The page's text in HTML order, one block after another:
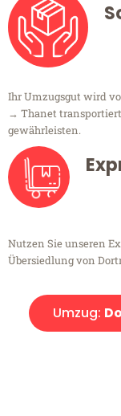
Ihr Umzugsgut wird
→ Thanet
gewährleisten.
Nutzen Sie unseren
Übersiedlung von
Umzug: